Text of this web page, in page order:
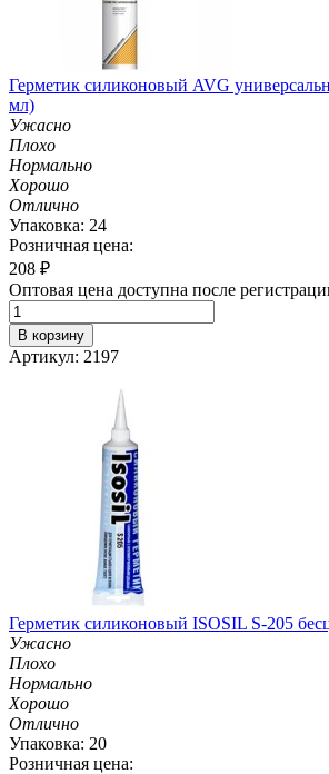
Герметик силиконовый AVG
мл)
Ужасно
Плохо
Нормально
Хорошо
Отлично
Упаковка: 24
Розничная цена:
208 ₽
Оптовая цена доступна после
В корзину
Артикул: 2197
Герметик силиконовый ISOSIL S-205
Ужасно
Плохо
Нормально
Хорошо
Отлично
Упаковка: 20
Розничная цена: